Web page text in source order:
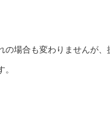
場合も変わりませんが